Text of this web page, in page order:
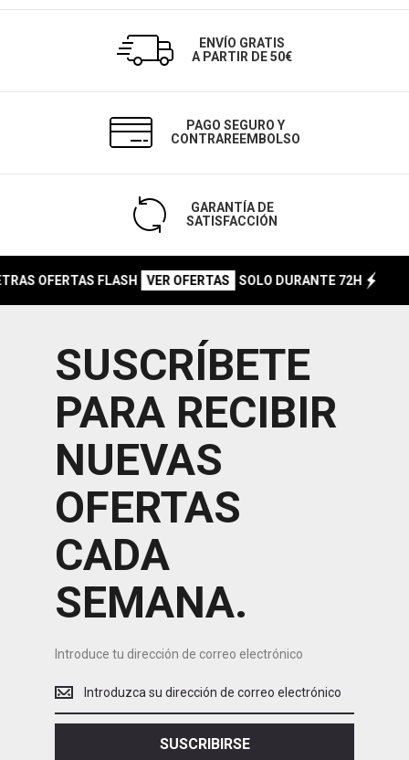
ENVÍO GRATIS
A PARTIR DE 50€
PAGO SEGURO Y
CONTRAREEMBOLSO
GARANTÍA DE
SATISFACCIÓN
OFERTAS FLASH VER OFERTAS SOLO DURANTE 72H
SUSCRÍBETE
PARA RECIBIR
NUEVAS
OFERTAS
CADA
SEMANA.
Introduce tu dirección de correo electrónico
tu
dirección
SUSCRIBIRSE